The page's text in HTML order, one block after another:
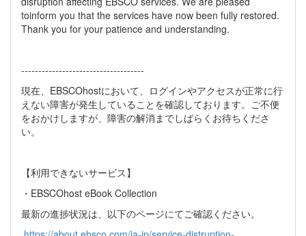
toinform you that the services have now been fully restored.
Thank you for your patience and understanding.
------------------------------------
現在、EBSCOhostにおいて、ログインやアクセスが正常に行
えない障害が発生していることを確認しております。ご不便
をおかけしますが、障害の解消までしばらくお待ちくださ
い。
【利用できないサービス】
・EBSCOhost eBook Collection
最新の進捗状況は、以下のページにてご確認ください。